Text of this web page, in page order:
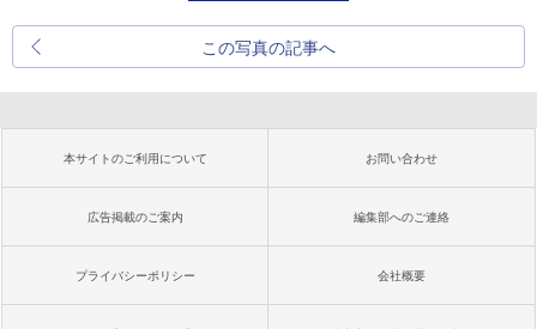
この写真の記事へ
本サイトのご利用について お問い合わせ
広告掲載のご案内 編集部へのご連絡
プライバシーポリシー 会社概要